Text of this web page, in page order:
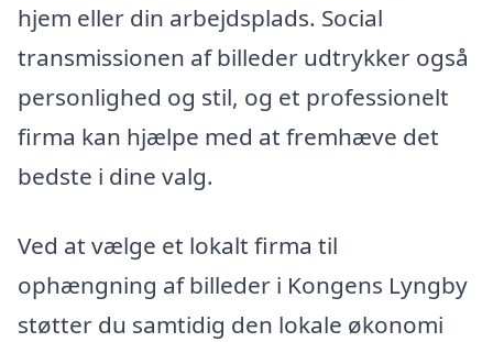
hjem eller din arbejdsplads. Social
transmissionen af billeder udtrykker også
personlighed og stil, og et professionelt
firma kan hjælpe med at fremhæve det
bedste i dine valg.
Ved at vælge et lokalt firma til
ophængning af billeder i Kongens Lyngby
støtter du samtidig den lokale økonomi